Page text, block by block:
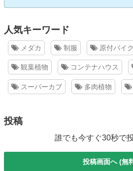
人気キーワード
メダカ 制服 原付バイク
観葉植物 コンテナハウス
スーパーカブ 多肉植物
投稿
誰でも今すぐ30秒で
投稿画面へ (無